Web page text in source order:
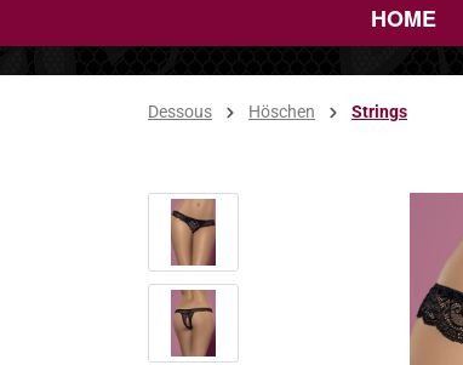
HOME
Dessous Höschen Strings
Bildergalerie überspringen